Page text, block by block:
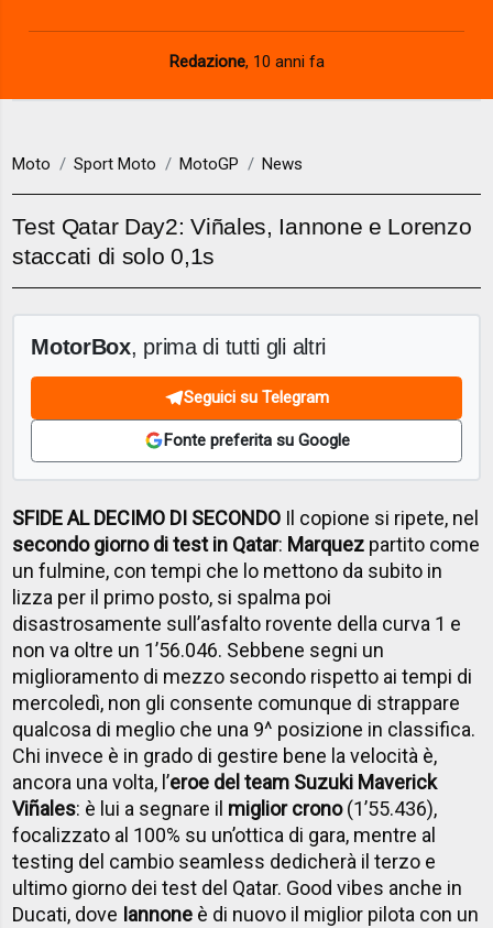
Redazione, 10 anni fa
Moto Sport Moto MotoGP News
Test Qatar Day2: Viñales, Iannone e Lorenzo
staccati di solo 0,1s
MotorBox, prima di tutti gli altri
Seguici su Telegram
Fonte preferita su Google
SFIDE AL DECIMO DI SECONDO Il copione si ripete, nel
secondo giorno di test in Qatar: Marquez partito come
un fulmine, con tempi che lo mettono da subito in
lizza per il primo posto, si spalma poi
disastrosamente sull’asfalto rovente della curva 1 e
non va oltre un 1’56.046. Sebbene segni un
miglioramento di mezzo secondo rispetto ai tempi di
mercoledì, non gli consente comunque di strappare
qualcosa di meglio che una 9^ posizione in classifica.
Chi invece è in grado di gestire bene la velocità è,
ancora una volta, l’eroe del team Suzuki Maverick
Viñales: è lui a segnare il miglior crono(1’55.436),
focalizzato al 100% su un’ottica di gara, mentre al
testing del cambio seamless dedicherà il terzo e
ultimo giorno dei test del Qatar. Good vibes anche in
Ducati, dove Iannone è di nuovo il miglior pilota con un